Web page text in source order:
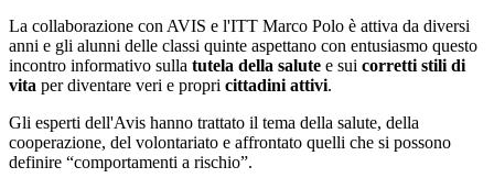
La collaborazione con AVIS e l'ITT Marco Polo è attiva da diversi
anni e gli alunni delle classi quinte aspettano con entusiasmo questo
incontro informativo sulla tutela della salute e sui corretti stili di
vita per diventare veri e propri cittadini attivi.
Gli esperti dell'Avis hanno trattato il tema della salute, della
cooperazione, del volontariato e affrontato quelli che si possono
definire “comportamenti a rischio”.